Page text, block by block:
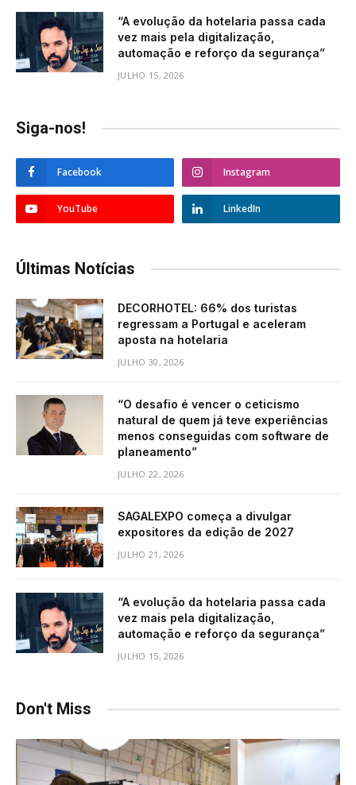
“A evolução da hotelaria passa cada
vez mais pela digitalização,
automação e reforço da segurança”
JULHO 15, 2026
Siga-nos!
Facebook Instagram
YouTube LinkedIn
Últimas Notícias
DECORHOTEL: 66% dos turistas
regressam a Portugal e aceleram
aposta na hotelaria
JULHO 30, 2026
“O desafio é vencer o ceticismo
natural de quem já teve experiências
menos conseguidas com software de
planeamento”
JULHO 22, 2026
SAGALEXPO começa a divulgar
expositores da edição de 2027
JULHO 21, 2026
“A evolução da hotelaria passa cada
vez mais pela digitalização,
automação e reforço da segurança”
JULHO 15, 2026
Don't Miss